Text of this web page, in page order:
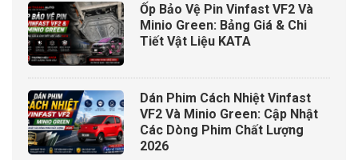
Ốp Bảo Vệ Pin Vinfast VF2 Và
Minio Green: Bảng Giá & Chi
Tiết Vật Liệu KATA
Dán Phim Cách Nhiệt Vinfast
VF2 Và Minio Green: Cập Nhật
Các Dòng Phim Chất Lượng
2026